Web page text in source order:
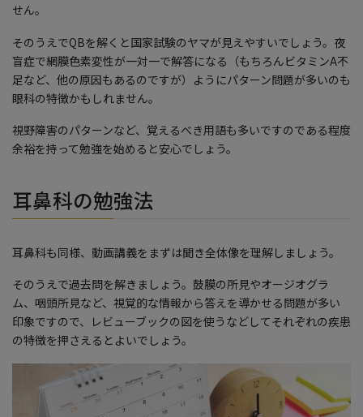
せん。
そのうえでQBを解くと国家試験のヤマが見えやすいでしょう。夜
盲症で網膜色素変性が一対一で解答になる（もちろんビタミンA不
足など、他の原因もあるのですが）ようにパターン問題が多いのも
眼科の特徴かもしれません。
視野障害のパターンなど、覚えるべき用語も多いですのである程度
余裕を持って勉強を始めると安心でしょう。
耳鼻科の勉強法
耳鼻科も同様、動画講義をまずは聞き全体像を理解しましょう。
そのうえで過去問を解きましょう。鼓膜の所見やオージオグラ
ム、咽頭所見など、視覚的な情報から答えを導かせる問題が多い
印象ですので、レビューブックの図を使うなどしてそれぞれの疾患
の特徴を押さえるとよいでしょう。